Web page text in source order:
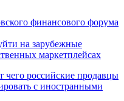
на зарубежные
маркетплейсах
чего российские продавцы
с иностранными